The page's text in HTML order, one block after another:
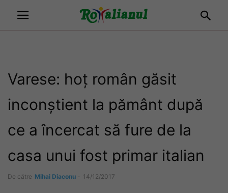
Varese: hoț român găsit
inconștient la pământ după
ce a încercat să fure de la
casa unui fost primar italian
De către Mihai Diaconu - 14/12/2017